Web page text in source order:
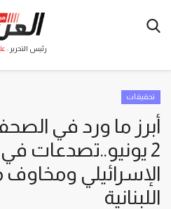
رئيس التحرير :
تحقيقات
أبرز ما ورد في الصحف
2 يونيو..تصدعات في
الإسرائيلي ومخاوف
اللبنانية